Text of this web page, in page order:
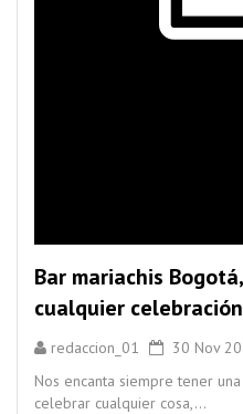
Bar mariachis
cualquier celebración
redaccion_01
30 Nov
Nos encanta siempre tener
celebrar cualquier cosa,...